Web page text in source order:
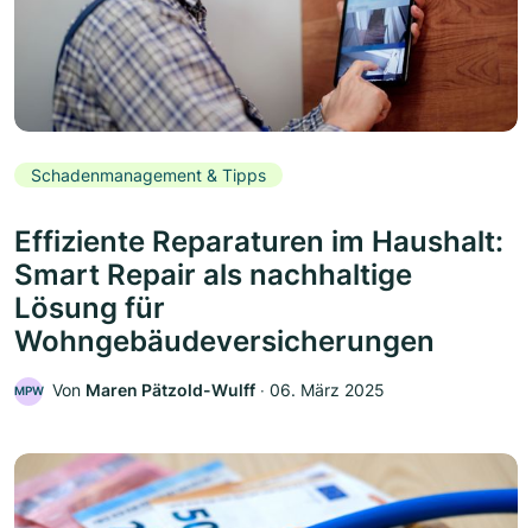
Schadenmanagement & Tipps
Effiziente Reparaturen im Haushalt:
Smart Repair als nachhaltige
Lösung für
Wohngebäudeversicherungen
MPW Von Maren Pätzold-Wulff ‧ 06. März 2025